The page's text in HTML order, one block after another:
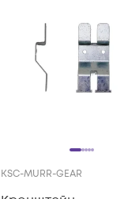
KSC-MURR-GEAR